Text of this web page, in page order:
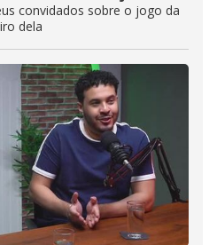
convidados sobre o jogo da
dela